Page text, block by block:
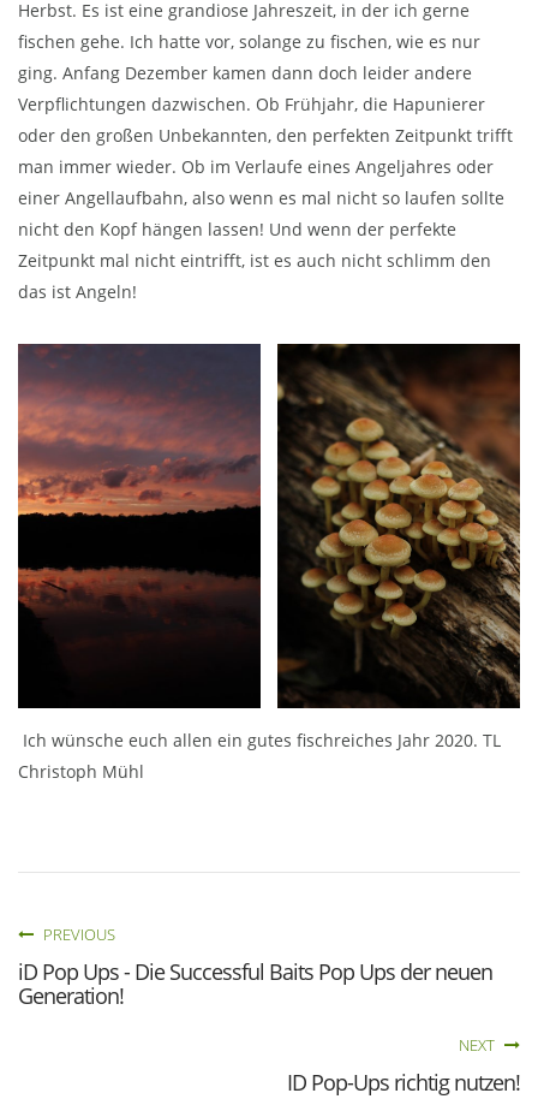
Herbst. Es ist eine grandiose Jahreszeit, in der ich gerne
fischen gehe. Ich hatte vor, solange zu fischen, wie es nur
ging. Anfang Dezember kamen dann doch leider andere
Verpflichtungen dazwischen. Ob Frühjahr, die Hapunierer
oder den großen Unbekannten, den perfekten Zeitpunkt trifft
man immer wieder. Ob im Verlaufe eines Angeljahres oder
einer Angellaufbahn, also wenn es mal nicht so laufen sollte
nicht den Kopf hängen lassen! Und wenn der perfekte
Zeitpunkt mal nicht eintrifft, ist es auch nicht schlimm den
das ist Angeln!
Ich wünsche euch allen ein gutes fischreiches Jahr 2020. TL
Christoph Mühl
PREVIOUS
iD Pop Ups - Die Successful Baits Pop Ups der neuen
Generation!
NEXT
ID Pop-Ups richtig nutzen!